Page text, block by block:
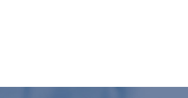
Publications